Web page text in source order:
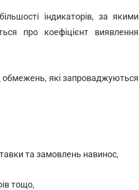
індикаторів, за якими
про коефіцієнт виявлення
які запроваджуються
та замовлень навинос,
тощо,